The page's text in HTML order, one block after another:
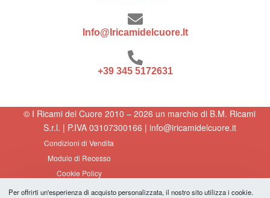
Info@iricamidelcuore.it
+39 345 5172631
© I Ricami del Cuore 2010 – 2026 un marchio di B.M. Ricami
S.r.l. | P.IVA 03107300166 | info@iricamidelcuore.it
Condizioni di Vendita
Modulo di Recesso
Cookie Policy
Privacy Policy
Per offrirti un'esperienza di acquisto personalizzata, il nostro sito utilizza i cookie.